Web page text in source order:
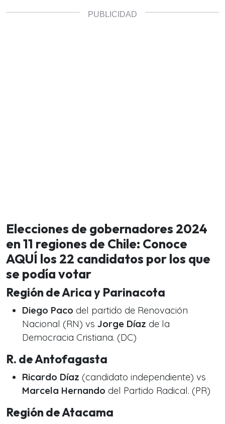
Elecciones de gobernadores 2024
en 11 regiones de Chile: Conoce
AQUÍ los 22 candidatos por los que
se podía votar
Región de Arica y Parinacota
Diego Paco del partido de Renovación
Nacional (RN) vs Jorge Díaz de la
Democracia Cristiana. (DC)
R. de Antofagasta
Ricardo Díaz (candidato independiente) vs
Marcela Hernando del Partido Radical. (PR)
Región de Atacama